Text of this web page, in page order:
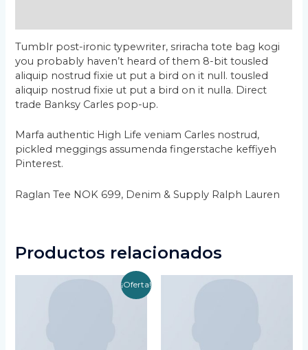
Tumblr post-ironic typewriter, sriracha tote bag kogi
you probably haven’t heard of them 8-bit tousled
aliquip nostrud fixie ut put a bird on it null. tousled
aliquip nostrud fixie ut put a bird on it nulla. Direct
trade Banksy Carles pop-up.
Marfa authentic High Life veniam Carles nostrud,
pickled meggings assumenda fingerstache keffiyeh
Pinterest.
Raglan Tee NOK 699, Denim & Supply Ralph Lauren
Productos relacionados
¡Oferta!